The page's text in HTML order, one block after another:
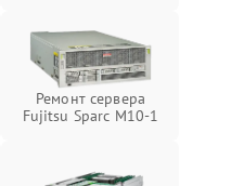
Ремонт сервера
Fujitsu Sparc M10-1